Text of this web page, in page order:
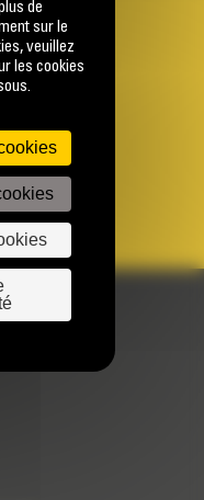
votre compte ?
de
sur le
veuillez
les cookies